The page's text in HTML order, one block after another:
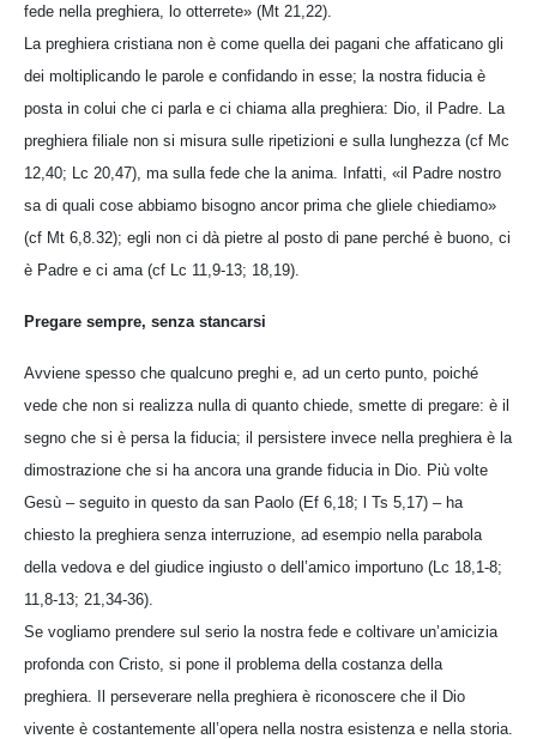
fede nella preghiera, lo otterrete» (Mt 21,22).
La preghiera cristiana non è come quella dei pagani che affaticano gli
dei moltiplicando le parole e confidando in esse; la nostra fiducia è
posta in colui che ci parla e ci chiama alla preghiera: Dio, il Padre. La
preghiera filiale non si misura sulle ripetizioni e sulla lunghezza (cf Mc
12,40; Lc 20,47), ma sulla fede che la anima. Infatti, «il Padre nostro
sa di quali cose abbiamo bisogno ancor prima che gliele chiediamo»
(cf Mt 6,8.32); egli non ci dà pietre al posto di pane perché è buono, ci
è Padre e ci ama (cf Lc 11,9-13; 18,19).
Pregare sempre, senza stancarsi
Avviene spesso che qualcuno preghi e, ad un certo punto, poiché
vede che non si realizza nulla di quanto chiede, smette di pregare: è il
segno che si è persa la fiducia; il persistere invece nella preghiera è la
dimostrazione che si ha ancora una grande fiducia in Dio. Più volte
Gesù – seguito in questo da san Paolo (Ef 6,18; l Ts 5,17) – ha
chiesto la preghiera senza interruzione, ad esempio nella parabola
della vedova e del giudice ingiusto o dell’amico importuno (Lc 18,1-8;
11,8-13; 21,34-36).
Se vogliamo prendere sul serio la nostra fede e coltivare un’amicizia
profonda con Cristo, si pone il problema della costanza della
preghiera. Il perseverare nella preghiera è riconoscere che il Dio
vivente è costantemente all’opera nella nostra esistenza e nella storia.